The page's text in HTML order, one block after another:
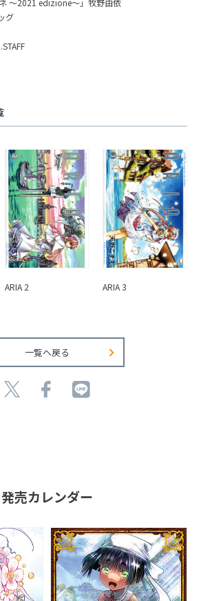
～2021 edizione～」牧野由依
グ
ARIA 2 ARIA 3
一覧へ戻る
発売カレンダー